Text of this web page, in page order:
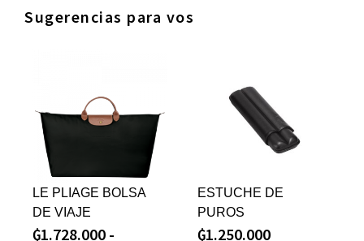
Sugerencias para vos
LE PLIAGE BOLSA
DE VIAJE
₲1.728.000 -
ESTUCHE DE
PUROS
₲1.250.000